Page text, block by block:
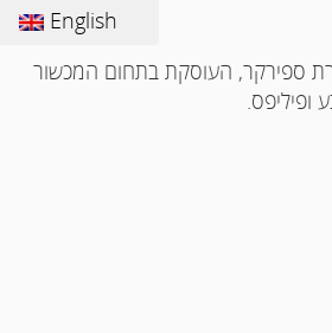
English
ספירקר, העוסקת בתחום המכשור